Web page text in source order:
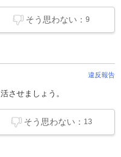
そう思わない：9
違反報告
させましょう。
そう思わない： 13